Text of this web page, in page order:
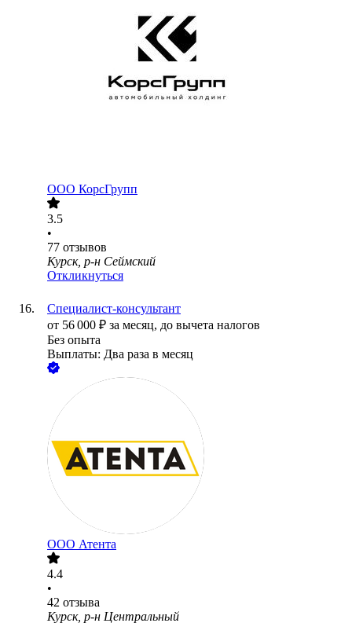
ООО КорсГрупп
3.5
•
77 отзывов
Курск, р-н Сеймский
Откликнуться
Специалист-консультант
от 56 000 ₽ за месяц, до вычета налогов
Без опыта
Выплаты: Два раза в месяц
ООО Атента
4.4
•
42 отзыва
Курск, р-н Центральный